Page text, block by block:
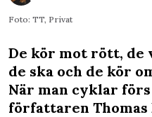
Foto: TT, Privat
De kör mot rött, de
de ska och de kör
När man cyklar
författaren Thomas